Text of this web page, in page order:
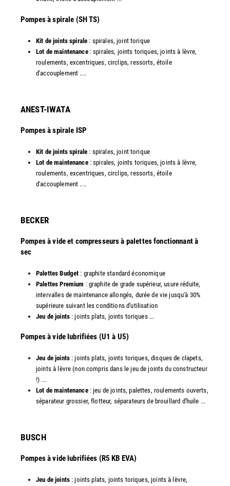
​Pompes à spirale (SH TS)
Kit de joints spirale : spirales, joint torique
Lot de maintenance: spirales, joints toriques, joints à lèvre,
roulements, excentriques, circlips, ressorts, étoile
d'accouplement ....​
ANEST-IWATA
Pompes à spirale ISP
Kit de joints spirale : spirales, joint torique
Lot de maintenance: spirales, joints toriques, joints à lèvre,
roulements, excentriques, circlips, ressorts, étoile
d'accouplement ....
​BECKER
Pompes à vide et compresseurs à palettes fonctionnant à
sec
Palettes Budget : graphite standard économique
Palettes Premium : graphite de grade supérieur, usure réduite,
intervalles de maintenance allongés, durée de vie jusqu'à 30%
supérieure suivant les conditions d'utilisation
Jeu de joints: joints plats, joints toriques ...
​Pompes à vide lubrifiées (U1 à U5)
Jeu de joints: joints plats, joints toriques, disques de clapets,
joints à lèvre (non compris dans le jeu de joints du constructeur
!) ...
Lot de maintenance: jeu de joints, palettes, roulements ouverts,
séparateur grossier, flotteur, séparateurs de brouillard d'huile ...
​BUSCH
Pompes à vide lubrifiées (R5 KB EVA)
Jeu de joints : joints plats, joints toriques, joints à lèvre,